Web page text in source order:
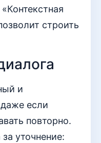
строить
и
если
повторно.
уточнение: